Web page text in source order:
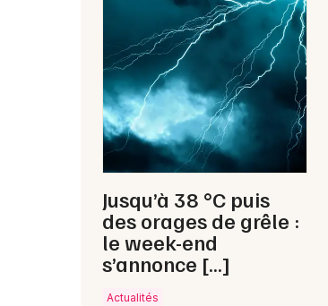
Jusqu’à 38 °C puis
des orages de grêle :
le week-end
s’annonce […]
Actualités